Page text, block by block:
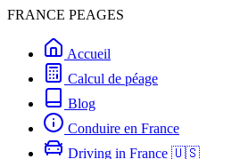
FRANCE PEAGES
Accueil
Calcul de péage
Blog
Conduire en France
Driving in France 🇺🇸